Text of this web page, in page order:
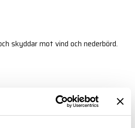
skyddar mot vind och nederbörd.